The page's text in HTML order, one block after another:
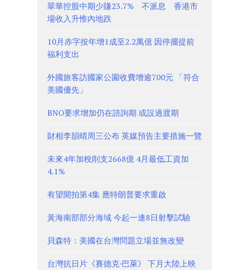
翠華控股中期少賺23.7% 不派息 香港市
場收入升惟內地跌
10月赤字按年增1成至2.2萬億 因停擺提前
福利支出
外國旅客訪國家公園收費增逾700元 「符合
美國優先」
BNO要求增加仍在諮詢期 或設過渡期
財相李韻晴周三公布 英媒預告主要措施一覽
未來4年加稅削支2668億 4月最低工資加
4.1%
有望開拍第4集 應特朗普要求重啟
黃海南部部分海域 今起一連8日射擊試驗
貝森特：美國在台灣問題立場並無改變
台灣抗日片《賽德克·巴萊》 下月大陸上映